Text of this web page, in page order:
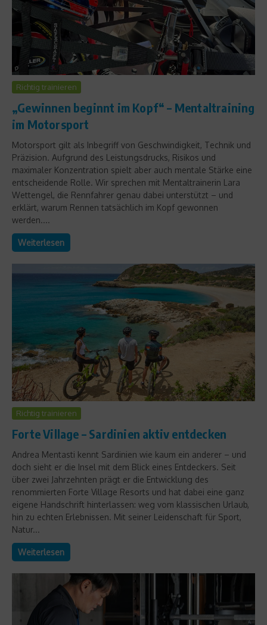
Richtig trainieren
„Gewinnen beginnt im Kopf“ – Mentaltraining
im Motorsport
Motorsport gilt als Inbegriff von Geschwindigkeit, Technik und
Präzision. Aufgrund des Leistungsdrucks, Risikos und
maximaler Konzentration spielt aber auch mentale Stärke eine
entscheidende Rolle. Wir sprechen mit Mentaltrainerin Lara
Wettengel, die Rennfahrer genau dabei unterstützt – und
erklärt, warum Rennen tatsächlich im Kopf gewonnen
werden....
Weiterlesen
Richtig trainieren
Forte Village – Sardinien aktiv entdecken
Andrea Mentasti kennt Sardinien wie kaum ein anderer – und
doch sieht er die Insel mit dem Blick eines Entdeckers. Seit
über zwei Jahrzehnten prägt er die Entwicklung des
renommierten Forte Village Resorts und hat dabei eine ganz
eigene Handschrift hinterlassen: weg vom klassischen Urlaub,
hin zu echten Erlebnissen. Mit seiner Leidenschaft für Sport,
Natur...
Weiterlesen